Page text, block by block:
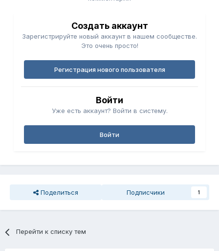
Создать аккаунт
Зарегистрируйте новый аккаунт в нашем сообществе.
Это очень просто!
Регистрация нового пользователя
Войти
Уже есть аккаунт? Войти в систему.
Войти
Поделиться Подписчики 1
Перейти к списку тем